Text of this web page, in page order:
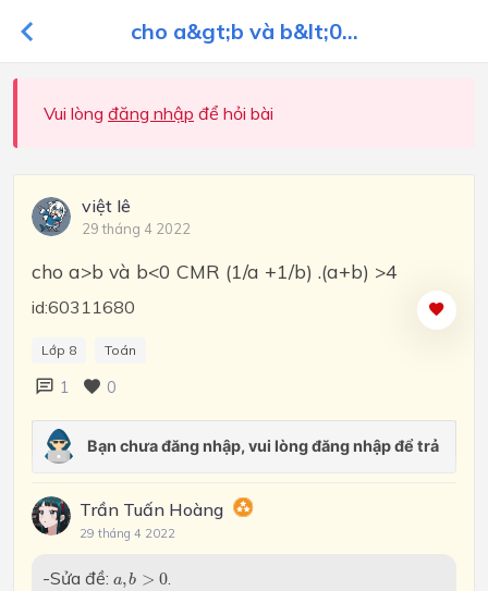
cho a&gt;b và b&lt;0...
Vui lòng đăng nhập để hỏi bài
việt lê
29 tháng 4 2022
cho a>b và b<0 CMR (1/a +1/b) .(a+b) >4
id:60311680
Lớp 8 Toán
1 0
Trần Tuấn Hoàng
29 tháng 4 2022
-Sửa đề: a,b > 0
a b >0